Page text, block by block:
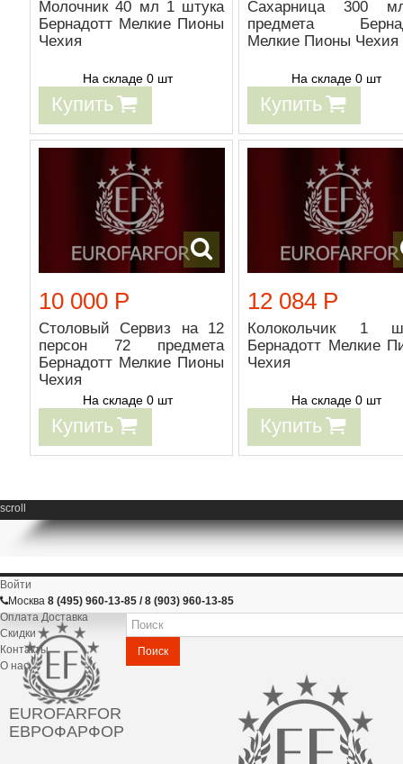
Молочник 40 мл 1 штука
Бернадотт Мелкие Пионы
Чехия
На складе 0 шт
Купить
Сахарница 300
предмета
Мелкие Пионы Чехия
На складе 0 шт
Купить
10 000 Р
Столовый Сервиз на 12
персон 72 предмета
Бернадотт Мелкие Пионы
Чехия
На складе 0 шт
Купить
12 084 Р
Колокольчик 1
Бернадотт Мелкие
Чехия
На складе 0 шт
Купить
scroll
Войти
Москва 8 (495) 960-13-85 / 8 (903) 960-13-85
Оплата Доставка
Скидки
Контакты
О нас
EUROFARFOR
ЕВРОФАРФОР
Поиск